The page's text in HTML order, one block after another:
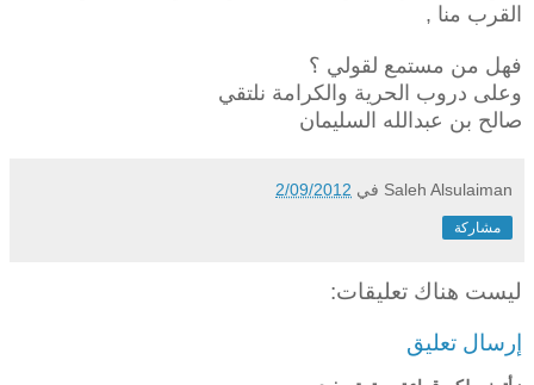
القرب منا ,
فهل من مستمع لقولي ؟
وعلى دروب الحرية والكرامة نلتقي
صالح بن عبدالله السليمان
Saleh Alsulaiman في 2/09/2012
مشاركة
ليست هناك تعليقات:
إرسال تعليق